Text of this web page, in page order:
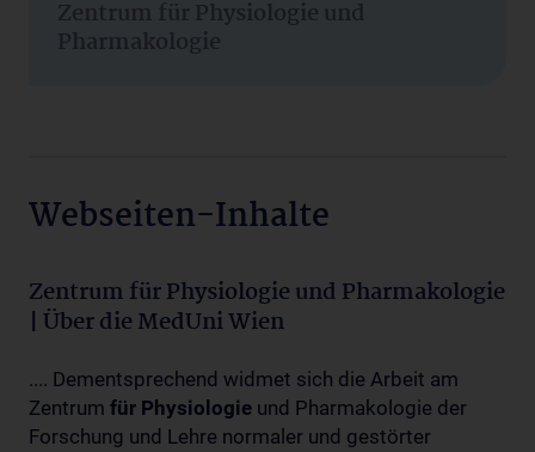
Zentrum für Physiologie und
Pharmakologie
Webseiten-Inhalte
Zentrum für Physiologie und Pharmakologie
| Über die MedUni Wien
.... Dementsprechend widmet sich die Arbeit am
Zentrum für Physiologie und Pharmakologie der
Forschung und Lehre normaler und gestörter